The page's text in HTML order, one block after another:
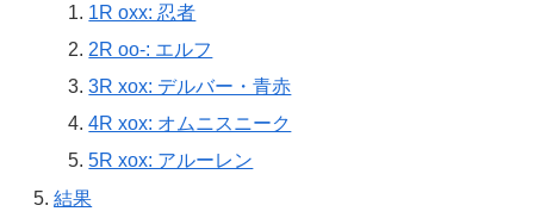
1R oxx: 忍者
2R oo-: エルフ
3R xox: デルバー・青赤
4R xox: オムニスニーク
5R xox: アルーレン
結果